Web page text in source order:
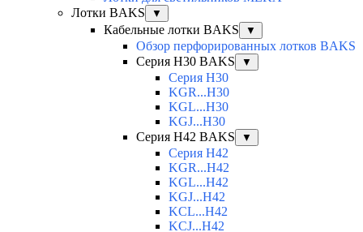
Лотки BAKS
▼
Кабельные лотки BAKS ▼
Обзор перфорированных лотков BAKS
Серия H30 BAKS
▼
Серия H30
KGR...H30
KGL...H30
KGJ...H30
Серия H42 BAKS
▼
Серия H42
KGR...H42
KGL...H42
KGJ...H42
KCL...H42
KCJ...H42